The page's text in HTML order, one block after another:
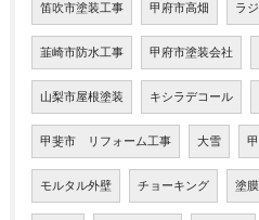
笛吹市塗装工事 甲府市高畑 ラ
韮崎市防水工事 甲府市塗装会社
山梨市屋根塗装 キシラデコール
甲斐市 リフォーム工事 大雪
モルタル外壁 チョーキング 塗